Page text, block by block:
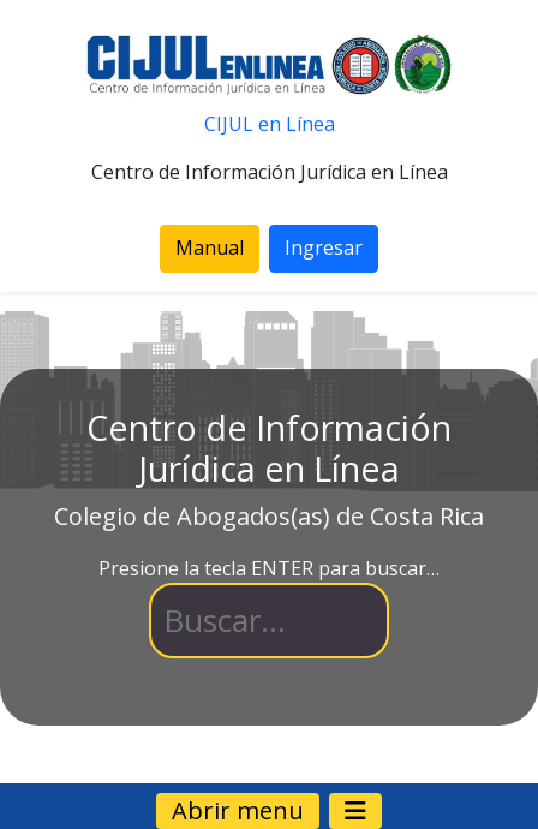
CIJUL en Línea
Centro de Información Jurídica en Línea
Manual Ingresar
Centro de Información
Jurídica en Línea
Colegio de Abogados(as) de Costa Rica
Presione la tecla ENTER para buscar…
Abrir menu